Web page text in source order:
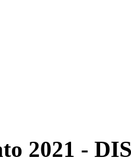
2021 -